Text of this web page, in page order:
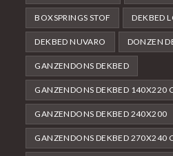
BOXSPRINGS STOF DEKBED
DEKBED NUVARO DONZEN
GANZENDONS DEKBED
GANZENDONS DEKBED 140X220
GANZENDONS DEKBED 240X200
GANZENDONS DEKBED 270X240